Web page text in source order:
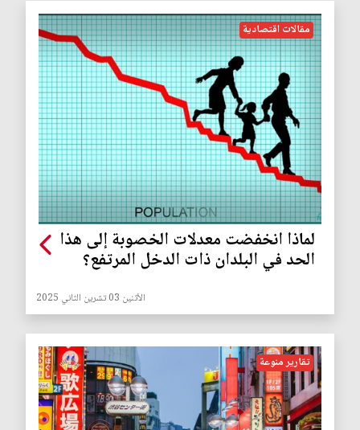
مقالات اقتصادية
لماذا انخفضت معدلات الخصوبة إلى هذا
الحد في البلدان ذات الدخل المرتفع؟
الأثنين 03 تشرين الثاني 2025
تقارير منوعة